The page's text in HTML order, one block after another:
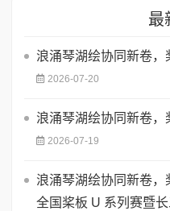
最
浪涌琴湖绘协同新卷，
2026-07-20
浪涌琴湖绘协同新卷，
2026-07-19
浪涌琴湖绘协同新卷
全国桨板 U 系列赛暨